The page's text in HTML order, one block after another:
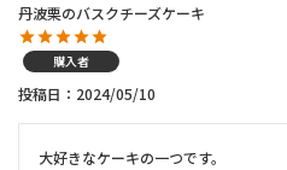
丹波栗のバスクチーズケーキ
購入者
投稿日 2024/05/10
大好きなケーキの一つです。